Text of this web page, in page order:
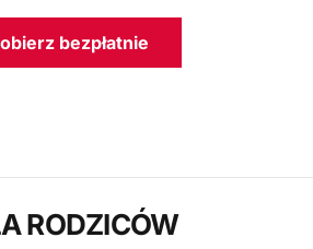
bezpłatnie
RODZICÓW